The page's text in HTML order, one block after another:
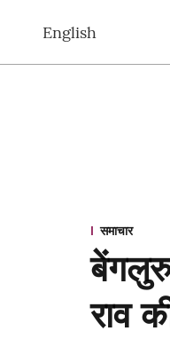
English
समाचार
बेंगलुरु
राव